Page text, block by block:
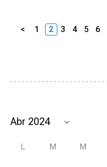
< 1 2 3 4 5 6
L M M